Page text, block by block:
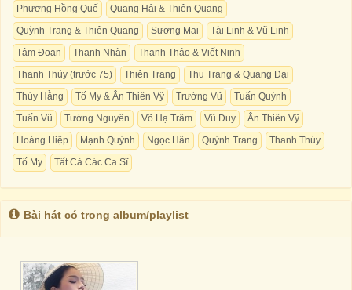
Phương Hồng Quế
Quang Hải & Thiên Quang
Quỳnh Trang & Thiên Quang
Sương Mai
Tài Linh & Vũ Linh
Tâm Đoan
Thanh Nhàn
Thanh Thảo & Viết Ninh
Thanh Thúy (trước 75)
Thiên Trang
Thu Trang & Quang Đại
Thúy Hằng
Tố My & Ân Thiên Vỹ Trường Vũ
Tuấn Quỳnh
Tuấn Vũ
Tường Nguyên Võ Hạ Trâm Vũ Duy
Ân Thiên Vỹ
Hoàng Hiệp
Mạnh Quỳnh Ngọc Hân Quỳnh Trang
Thanh Thúy
Tố My
Tất Cả Các Ca Sĩ
Bài hát có trong album/playlist